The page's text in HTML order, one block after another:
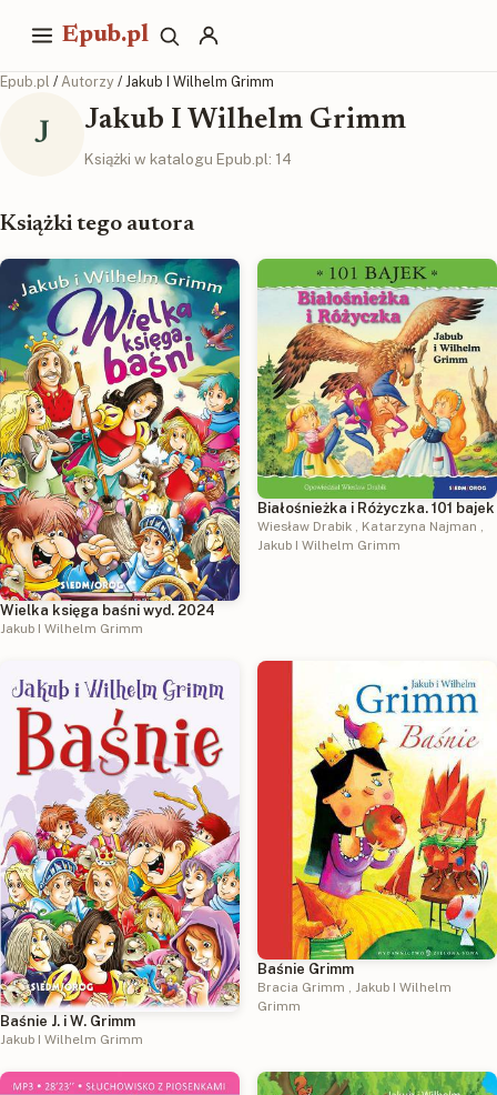
Epub.pl
Epub.pl / Autorzy / Jakub I Wilhelm Grimm
J Jakub I Wilhelm Grimm
Książki w katalogu Epub.pl: 14
Książki tego autora
Wielka księga baśni wyd. 2024
Jakub I Wilhelm Grimm
Białośnieżka i Różyczka. 101 bajek
Wiesław Drabik , Katarzyna Najman ,
Jakub I Wilhelm Grimm
Baśnie J. i W. Grimm
Jakub I Wilhelm Grimm
Baśnie Grimm
Bracia Grimm
Jakub I Wilhelm
Grimm